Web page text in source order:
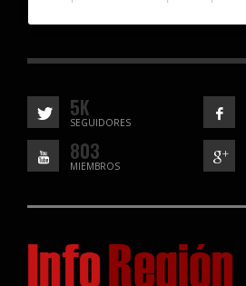
5K
SEGUIDORES
803
MIEMBROS